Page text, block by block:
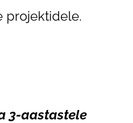
projektidele.
3-aastastele